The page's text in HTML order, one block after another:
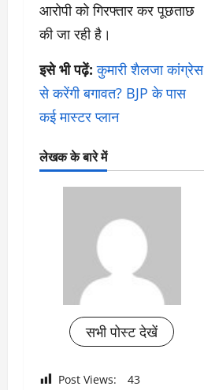
आरोपी को गिरफ्तार कर पूछताछ
की जा रही है।
इसे भी पढ़ें:कुमारी शैलजा कांग्रेस
से करेंगी बगावत? BJP के पास
कई मास्टर प्लान
लेखक के बारे में
सभी पोस्ट देखें
Post Views: 43